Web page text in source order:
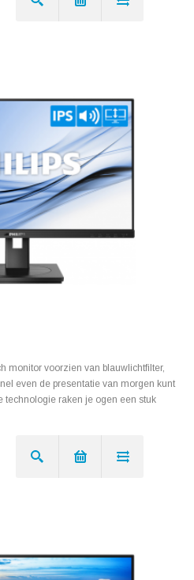
monitor voorzien van blauwlichtfilter,
even de presentatie van morgen kunt
raken je ogen een stuk